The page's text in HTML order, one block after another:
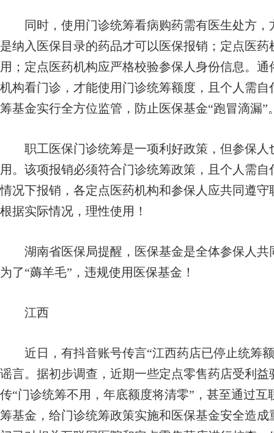
同时，使用门诊统筹看病购药需有医生处方，
是纳入医保目录的药品才可以医保报销；定点医
用；定点医药机构应严格校验参保人身份信息。
机构看门诊，才能使用门诊统筹额度，且个人需
筹基金实行全方位监管，防止医保基金“跑冒滴漏”
职工医保门诊统筹是一项利好政策，但参保人
用。该项报销必须符合门诊统筹政策，且个人需
情况下报销，各定点医药机构和参保人应共同遵
根据实际情况，理性使用！
湖南省医保局提醒，医保基金是全体参保人共
为了“薅羊毛”，违规使用医保基金！
江西
近日，有抖音账号传言“江西药店已停止统筹额
谣言。据初步调查，近期一些定点零售药店受利
传“门诊统筹不用，年底额度将清零”，甚至通过
筹基金，给门诊统筹政策实施和医保基金安全造